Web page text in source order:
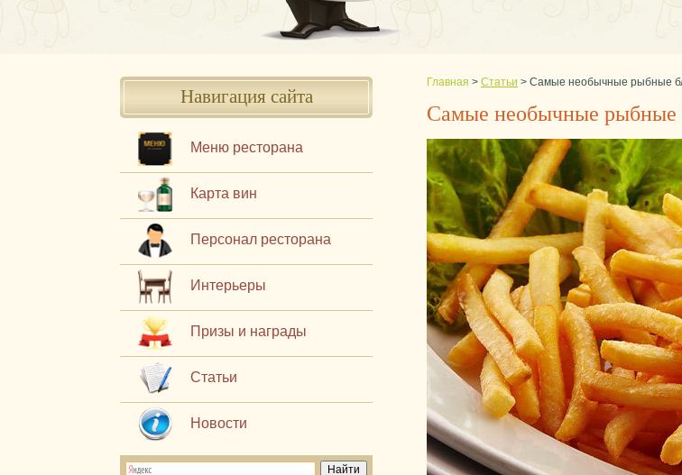
Навигация сайта
Меню ресторана
Карта вин
Персонал ресторана
Интерьеры
Призы и награды
Статьи
Новости
Главная > Статьи > Самые необычные рыбные
Самые необычные рыбные